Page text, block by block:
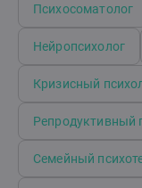
Психосоматолог
Нейропсихолог
Кризисный
Репродуктивный
Семейный